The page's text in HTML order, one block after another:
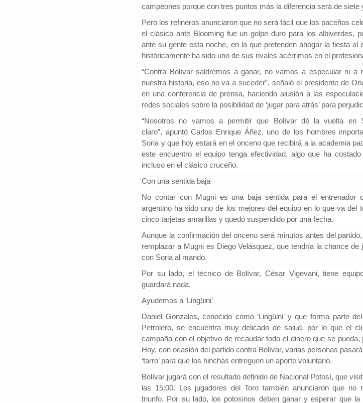
campeones porque con tres puntos más la diferencia será de siete
Pero los refineros anunciaron que no será fácil que los paceños
el clásico ante Blooming fue un golpe duro para los albiverdes,
ante su gente esta noche, en la que pretenden ahogar la fiesta al
históricamente ha sido uno de sus rivales acérrimos en el
“Contra Bolívar saldremos a ganar, no vamos a especular ni a
nuestra historia, eso no va a suceder”, señaló el presidente de
en una conferencia de prensa, haciendo alusión a las
redes sociales sobre la posibilidad de ‘jugar para atrás’ para
“Nosotros no vamos a permitir que Bolívar dé la vuelta en
claro”, apuntó Carlos Enrique Áñez, uno de los hombres
Soria y que hoy estará en el onceno que recibirá a la academia
este encuentro el equipo tenga efectividad, algo que ha
incluso en el clásico cruceño.
Con una sentida baja
No contar con Mugni es una baja sentida para el entrenador
argentino ha sido uno de los mejores del equipo en lo que va del
cinco tarjetas amarillas y quedó suspendido por una fecha.
Aunque la confirmación del onceno será minutos antes del
remplazar a Mugni es Diego Velásquez, que tendría la chance de
con Soria al mando.
Por su lado, el técnico de Bolívar, César Vigevani, tiene
guardará nada.
Ayudemos a ‘Lingüini’
Daniel Gonzales, conocido como ‘Lingüini’ y que forma parte
Petrolero, se encuentra muy delicado de salud, por lo que el
campaña con el objetivo de recaudar todo el dinero que se
Hoy, con ocasión del partido contra Bolívar, varias personas
‘tarro’ para que los hinchas entreguen un aporte voluntario.
Bolívar jugará con el resultado definido de Nacional Potosí, que
las 15:00. Los jugadores del Toro también anunciaron que no
triunfo. Por su lado, los potosinos deben ganar y esperar que la
#iloveSCZ
Periodistas por el Cambio 2022-09-09
Autor: Daniel Hinojosa, es economista
político.La economía del departamento de
Santa Cruz representa alrededor de un
tercio del producto interno bruto (PIB)
violencia
Periodistas
permisiva